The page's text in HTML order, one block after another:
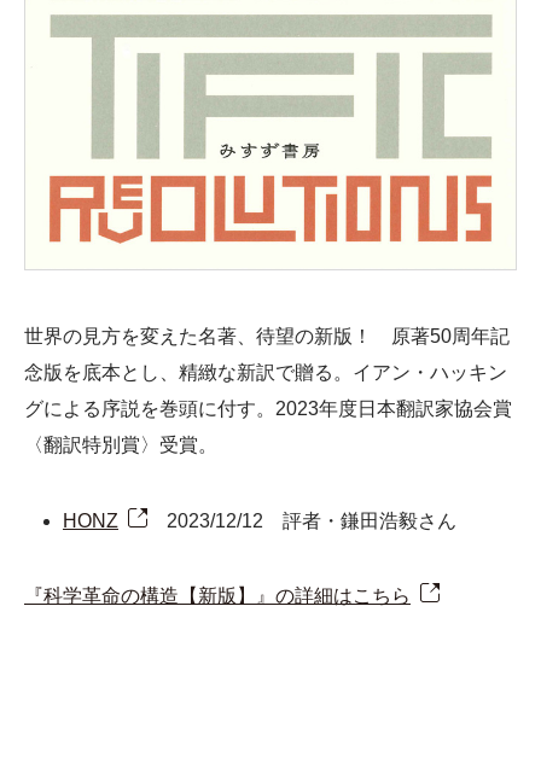
世界の見方を変えた名著、待望の新版！ 原著50周年記
念版を底本とし、精緻な新訳で贈る。イアン・ハッキン
グによる序説を巻頭に付す。2023年度日本翻訳家協会賞
〈翻訳特別賞〉受賞。
HONZ 2023/12/12 評者・鎌田浩毅さん
『科学革命の構造【新版】』の詳細はこちら